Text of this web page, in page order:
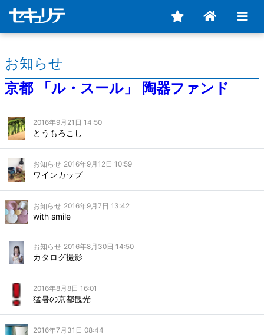
お知らせ
京都 「ル・スール」 陶器ファンド
2016年9月21日 14:50
とうもろこし
お知らせ 2016年9月12日 10:59
ワインカップ
お知らせ 2016年9月7日 13:42
with smile
お知らせ 2016年8月30日 14:50
カタログ撮影
2016年8月8日 16:01
猛暑の京都観光
2016年7月31日 08:44